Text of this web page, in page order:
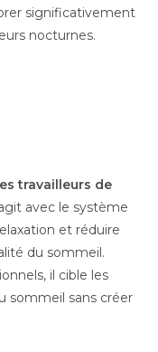
significativement
nocturnes.
travailleurs de
avec le système
et réduire
du sommeil.
il cible les
sommeil sans créer